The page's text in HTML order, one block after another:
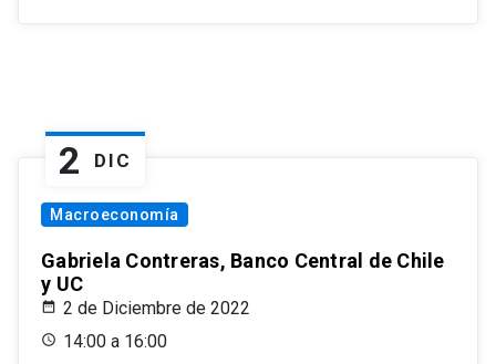
2 DIC
Macroeconomía
Gabriela Contreras, Banco Central de Chile
y UC
2 de Diciembre de 2022
14:00 a 16:00